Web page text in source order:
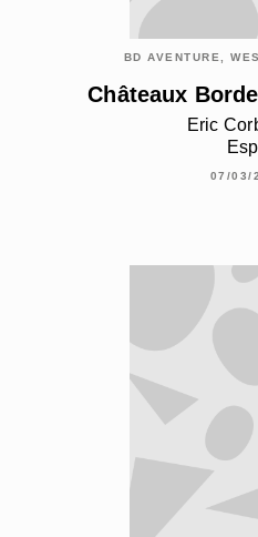
BD AVENTURE,
Châteaux
Eric
07/03/